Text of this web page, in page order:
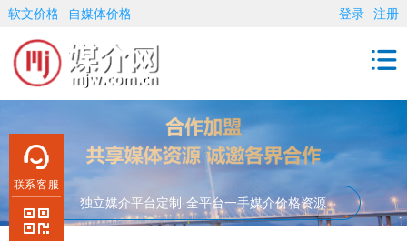
联系客服
软文价格 自媒体价格 登录 注册
独立媒介平台定制·全平台一手媒介价格资源